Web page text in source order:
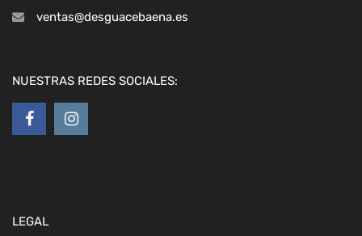
ventas@desguacebaena.es
NUESTRAS REDES SOCIALES:
LEGAL